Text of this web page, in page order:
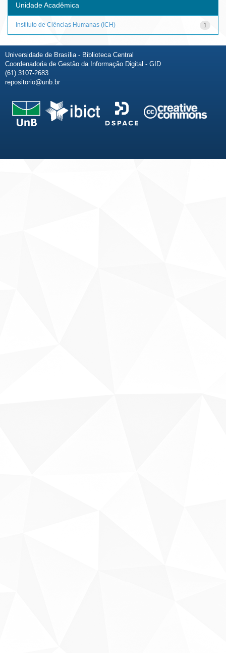
Unidade Acadêmica
1
Instituto de Ciências Humanas (ICH)
Universidade de Brasília - Biblioteca Central
Coordenadoria de Gestão da Informação Digital - GID
(61) 3107-2683
repositorio@unb.br